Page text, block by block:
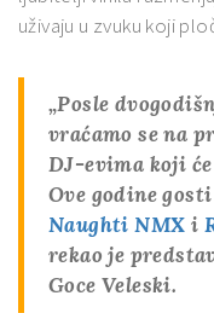
uživaju u zvuku koji
„Posle
vraćamo se na
DJ-evima koji
Ove godine
Naughti NMX i
rekao je
Goce Veleski.